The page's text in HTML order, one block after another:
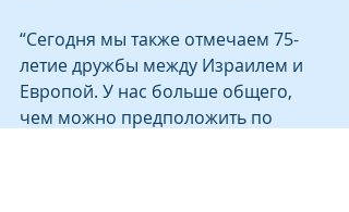
“Сегодня мы также отмечаем 75-
летие дружбы между Израилем и
Европой. У нас больше общего,
чем можно предположить по